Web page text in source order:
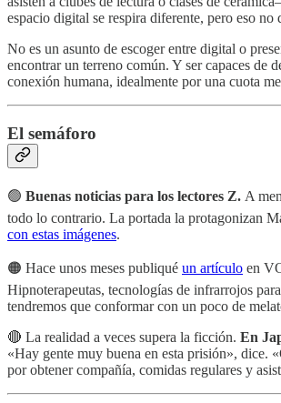
espacio digital se respira diferente, pero eso no
No es un asunto de escoger entre digital o
encontrar un terreno común. Y ser capaces de
conexión humana, idealmente por una cuota
El semáforo
🟢 Buenas noticias para los lectores Z. A
todo lo contrario. La portada la protagonizan
con estas imágenes.
🟠 Hace unos meses publiqué un artículo en
Hipnoterapeutas, tecnologías de infrarrojos
tendremos que conformar con un poco de
🔴 La realidad a veces supera la ficción. En
«Hay gente muy buena en esta prisión», dice.
por obtener compañía, comidas regulares y